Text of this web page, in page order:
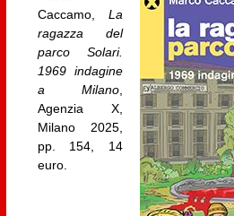
Caccamo, La
ragazza del
parco Solari.
1969 indagine
a Milano,
Agenzia X,
Milano 2025,
pp. 154, 14
euro.